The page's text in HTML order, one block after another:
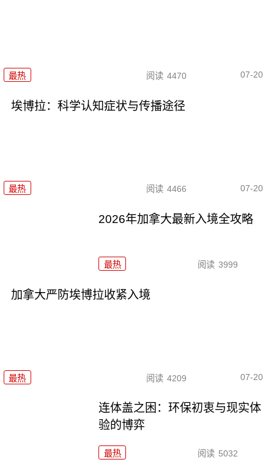
最热 阅读 4470 07-20
埃博拉：科学认知症状与传播途径
最热 阅读 4466 07-20
2026年加拿大最新入境全攻略
最热 阅读 3999
加拿大严防埃博拉收紧入境
最热 阅读 4209 07-20
连体盖之困：环保初衷与现实体
验的博弈
最热 阅读 5032